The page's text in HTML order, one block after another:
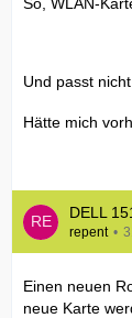
So, WLAN-
Und passt nicht
Hätte mich
DELL
repent
Einen neuen
neue Karte